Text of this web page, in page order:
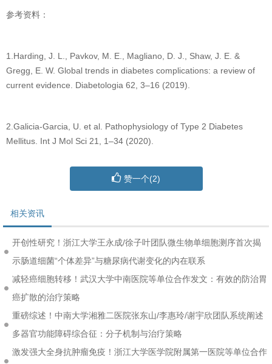
参考资料：
1.Harding, J. L., Pavkov, M. E., Magliano, D. J., Shaw, J. E. &
Gregg, E. W. Global trends in diabetes complications: a review of
current evidence. Diabetologia 62, 3–16 (2019).
2.Galicia-Garcia, U. et al. Pathophysiology of Type 2 Diabetes
Mellitus. Int J Mol Sci 21, 1–34 (2020).
赞一个(2)
相关资讯
开创性研究！浙江大学王永成/徐子叶团队微生物单细胞测序首次揭
示肠道细菌“个体差异”与糖尿病代谢变化的内在联系
减轻癌细胞转移！武汉大学中南医院等单位合作发文：有效的防治胃
癌扩散的治疗策略
重磅综述！中南大学湘雅二医院张东山/李惠玲/谢宇欣团队系统阐述
多器官功能障碍综合征：分子机制与治疗策略
激发强大全身抗肿瘤免疫！浙江大学医学院附属第一医院等单位合作